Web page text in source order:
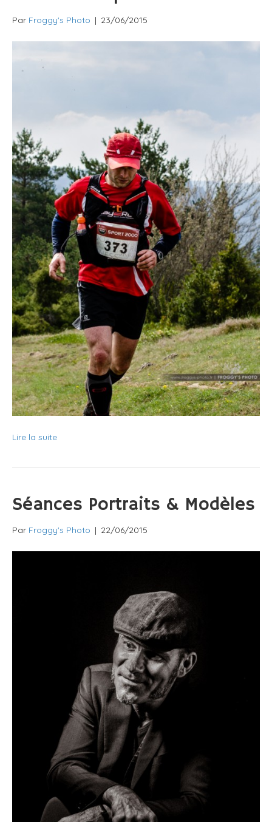
Par Froggy's Photo | 23/06/2015
Lire la suite
Séances Portraits & Modèles
Par Froggy's Photo | 22/06/2015